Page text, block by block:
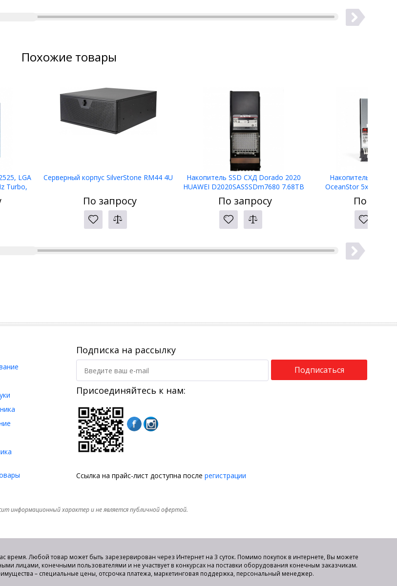
Похожие товары
LGA
Turbo,
Серверный корпус SilverStone RM44 4U
По запросу
Накопитель SSD СХД Dorado 2020
HUAWEI D2020SASSSDm7680 7.68TB
SSD SAS Disk Unit (2.5") 02356HAU
По запросу
Накопитель SSD
OceanStor 5x20 L1-
3.84TB SSD SAS
02356TMT
По
Подписка на рассылку
Подписаться
Присоединяйтесь к нам:
Ссылка на прайс-лист доступна после регистрации
информационный характер и не является публичной офертой.
время. Любой товар может быть зарезервирован через Интернет на 3 суток. Помимо покупок в интернете, Вы можете
лицами, конечными пользователями и не участвует в конкурсах на поставки оборудования конечным заказчикам.
– специальные цены, отсрочка платежа, маркетинговая поддержка, персональный менеджер.